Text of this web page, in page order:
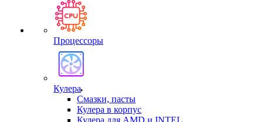
Процессоры
Кулера
Смазки, пасты
Кулера в корпус
Кулера для AMD и INTEL